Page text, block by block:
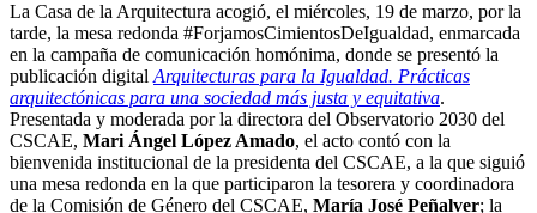
La Casa de la Arquitectura acogió, el miércoles, 19 de marzo, por la
tarde, la mesa redonda #ForjamosCimientosDeIgualdad, enmarcada
en la campaña de comunicación homónima, donde se presentó la
publicación digital Arquitecturas para la Igualdad. Prácticas
arquitectónicas para una sociedad más justa y equitativa.
Presentada y moderada por la directora del Observatorio 2030 del
CSCAE, Mari Ángel López Amado, el acto contó con la
bienvenida institucional de la presidenta del CSCAE, a la que siguió
una mesa redonda en la que participaron la tesorera y coordinadora
de la Comisión de Género del CSCAE, María José Peñalver; la